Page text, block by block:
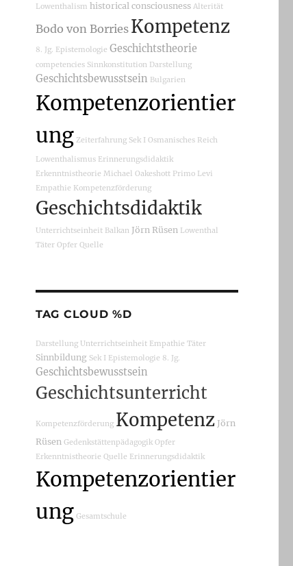
Lowenthalism historical consciousness Alterität
Bodo von Borries Kompetenz
8. Jg. Epistemologie Geschichtstheorie
competencies Sinnkonstitution Darstellung
Geschichtsbewusstsein Bulgarien
Kompetenzorientier
ung Zeiterfahrung Sek I Osmanisches Reich
Lowenthalismus Erinnerungsdidaktik
Erkenntnistheorie Michael Oakeshott Primo Levi
Empathie Kompetenzförderung
Geschichtsdidaktik
Unterrichtseinheit Balkan Jörn Rüsen Lowenthal
Täter Opfer Quelle
TAG CLOUD %D
Darstellung Unterrichtseinheit Empathie Täter
Sinnbildung Sek I Epistemologie 8. Jg.
Geschichtsbewusstsein
Geschichtsunterricht
Kompetenzförderung Kompetenz Jörn
Rüsen Gedenkstättenpädagogik Opfer
Erkenntnistheorie Quelle Erinnerungsdidaktik
Kompetenzorientier
ung Gesamtschule